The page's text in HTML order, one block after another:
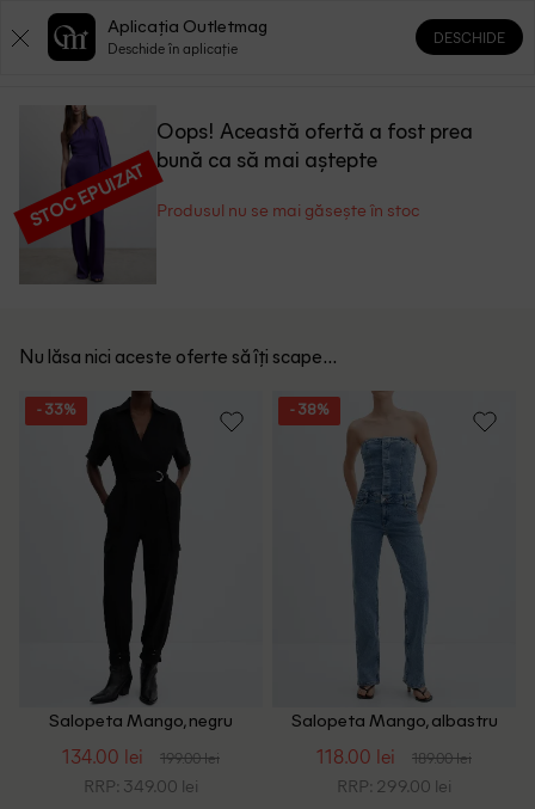
0 0
STOC EPUIZAT
Oops! Această ofertă a fost prea
bună ca să mai aștepte
Produsul nu se mai găsește în stoc
Nu lăsa nici aceste oferte să îți scape...
- 33%
Salopeta Mango, negru
134.00 lei 199.00 lei
RRP: 349.00 lei
- 38%
Salopeta Mango, albastru
118.00 lei 189.00 lei
RRP: 299.00 lei
Aplicația Outletmag
Deschide în aplicație
DESCHIDE